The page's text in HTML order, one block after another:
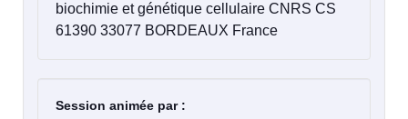
biochimie et génétique cellulaire CNRS CS
61390 33077 BORDEAUX France
Session animée par :